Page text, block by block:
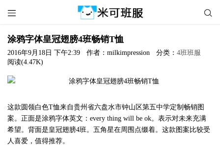
 
涂鸦字体皇冠翅膀4班畅销T恤
2016年9月18日 下午2:39 作者：milkimpression 分类： 4班班服
阅读(4.47K)
这款圆领白色T恤来自贵州省六盘水市钟山区第五中学定制畅销图
案。正面是涂鸦字体英文：every thing will be ok。表示对未来充满
希望。背面是皇冠翅膀4班。五角星在周围点缀着。这款图案比较受
人喜爱，值得推荐。